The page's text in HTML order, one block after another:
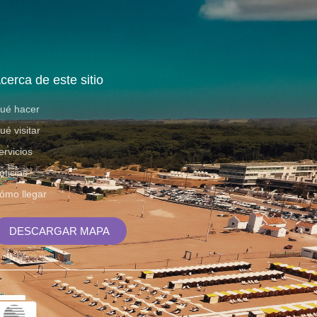
de este sitio
hacer
visitar
llegar
DESCARGAR MAPA